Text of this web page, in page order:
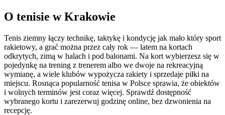
O tenisie w Krakowie
Tenis ziemny łączy technikę, taktykę i kondycję jak mało który sport
rakietowy, a grać można przez cały rok — latem na kortach
odkrytych, zimą w halach i pod balonami. Na kort wybierzesz się w
pojedynkę na trening z trenerem albo we dwoje na rekreacyjną
wymianę, a wiele klubów wypożycza rakiety i sprzedaje piłki na
miejscu. Rosnąca popularność tenisa w Polsce sprawia, że obiektów
i wolnych terminów jest coraz więcej. Sprawdź dostępność
wybranego kortu i zarezerwuj godzinę online, bez dzwonienia na
recepcję.